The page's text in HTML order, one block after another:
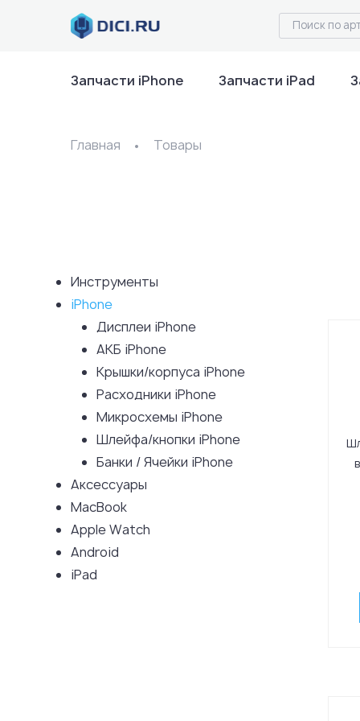
Запчасти iPhone Запчасти iPad
Главная Товары
Инструменты
iPhone
Дисплеи iPhone
АКБ iPhone
Крышки/корпуса iPhone
Расходники iPhone
Микросхемы iPhone
Шлейфа/кнопки iPhone
Банки / Ячейки iPhone
Аксессуары
MacBook
Apple Watch
Android
iPad